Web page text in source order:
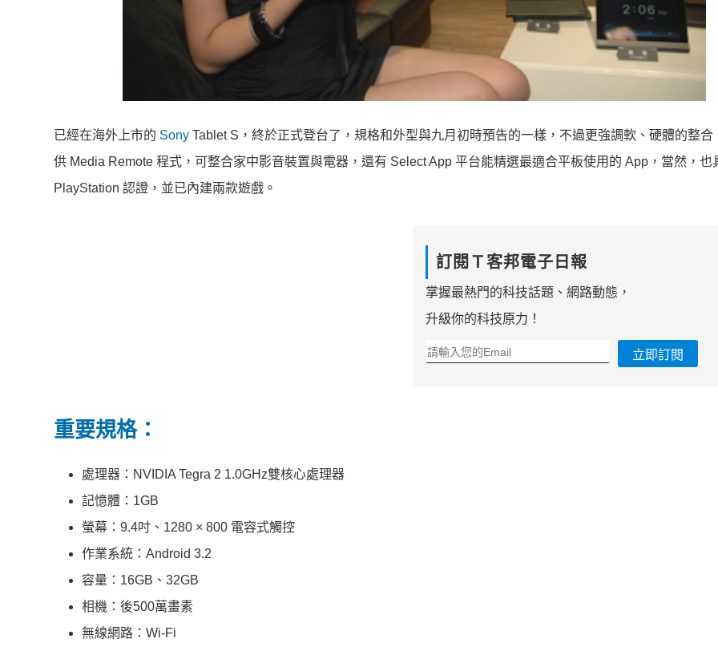
已經在海外上市的 Sony Tablet S，終於正式登台了，規格和外型與九月初時預告的一樣，不過更強調軟、硬體的整合
供 Media Remote 程式，可整合家中影音裝置與電器，還有 Select App 平台能精選最適合平板使用的 App，當然，也
PlayStation 認證，並已內建兩款遊戲。
訂閱Ｔ客邦電子日報
掌握最熱門的科技話題、網路動態，
升級你的科技原力！
立即訂閱
重要規格：
處理器：NVIDIA Tegra 2 1.0GHz雙核心處理器
記憶體：1GB
螢幕：9.4吋、1280 × 800 電容式觸控
作業系統：Android 3.2
容量：16GB、32GB
相機：後500萬畫素
無線網路：Wi-Fi